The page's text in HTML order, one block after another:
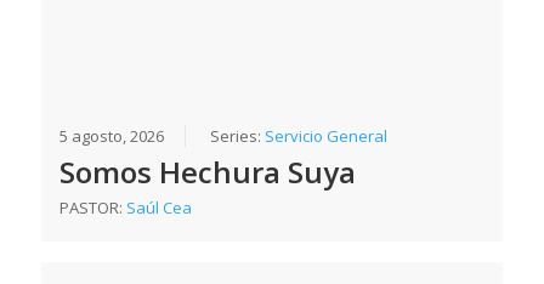
5 agosto, 2026 Series: Servicio General
Somos Hechura Suya
PASTOR: Saúl Cea